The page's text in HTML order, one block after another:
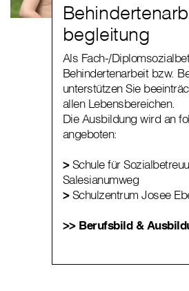
begleitung
Als Fach-/
Behindertenarbeit bzw.
unterstützen Sie
allen Lebensbereichen.
Die Ausbildung wird an
angeboten:
>Schule für
Salesianumweg
>Schulzentrum Josee
>> Berufsbild &